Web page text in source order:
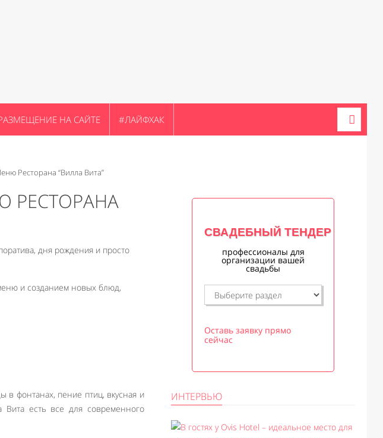
НА САЙТЕ #ЛАЙФХАК
Ресторана “Вилла Вита”
РЕСТОРАНА
дня рождения и просто
и созданием новых блюд,
в фонтанах, пение птиц, вкусная и
есть все для современного
СВАДЕБНЫЙ ТЕНДЕР
профессионалы для
организации вашей
свадьбы
Оставь заявку прямо
сейчас
ИНТЕРВЬЮ